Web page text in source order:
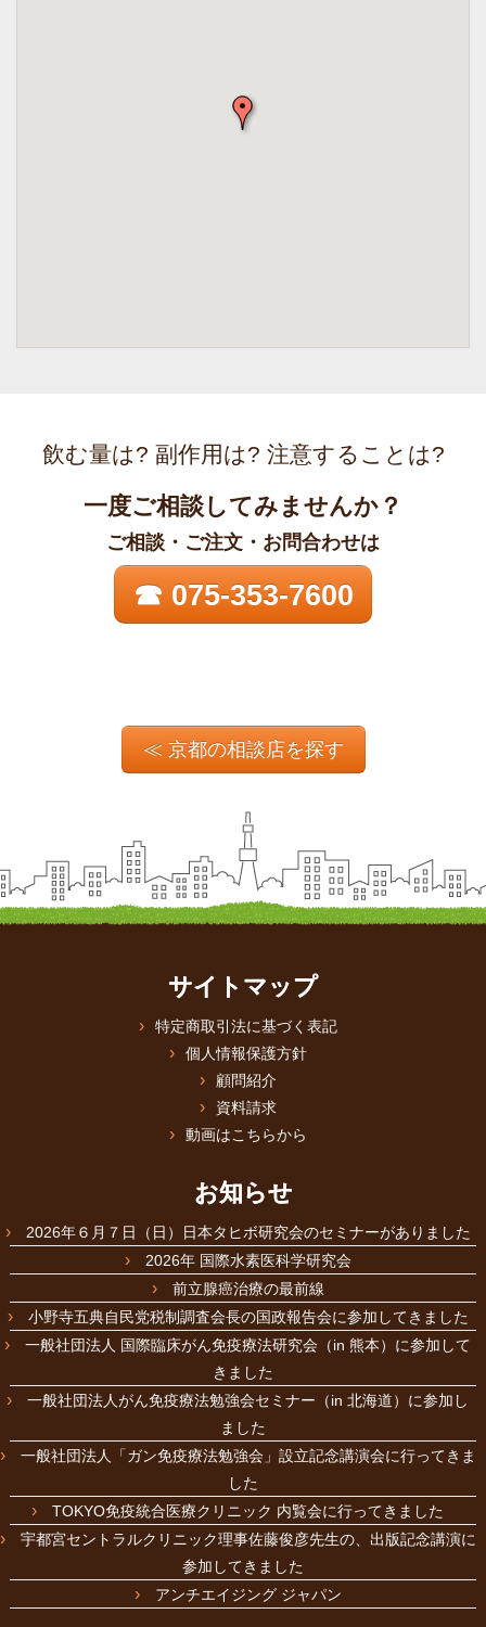
飲む量は? 副作用は? 注意することは?
一度ご相談してみませんか？
ご相談・ご注文・お問合わせは
☎ 075-353-7600
≪ 京都の相談店を探す
サイトマップ
特定商取引法に基づく表記
個人情報保護方針
顧問紹介
資料請求
動画はこちらから
お知らせ
2026年６月７日（日）日本タヒボ研究会のセミナーがありました
2026年 国際水素医科学研究会
前立腺癌治療の最前線
小野寺五典自民党税制調査会長の国政報告会に参加してきました
一般社団法人 国際臨床がん免疫療法研究会（in 熊本）に参加して
きました
一般社団法人がん免疫療法勉強会セミナー（in 北海道）に参加し
ました
一般社団法人「ガン免疫療法勉強会」設立記念講演会に行ってきま
した
TOKYO免疫統合医療クリニック 内覧会に行ってきました
宇都宮セントラルクリニック理事佐藤俊彦先生の、出版記念講演に
参加してきました
アンチエイジング ジャパン